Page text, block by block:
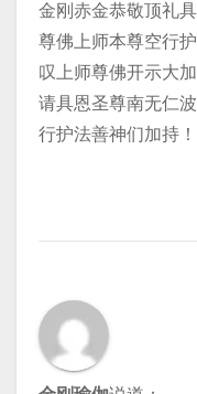
金刚赤金恭敬顶礼
尊佛上师本尊空行
叹上师尊佛开示大
请具恩圣尊南无仁
行护法善神们加持！